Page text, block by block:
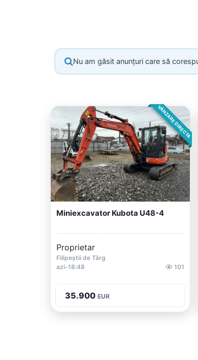
Nu am găsit anunțuri care să
VÂNZARE DIRECTA
Miniexcavator Kubota U48-4
Proprietar
Filipeștii de Târg
azi-18:48
101
35.900 EUR